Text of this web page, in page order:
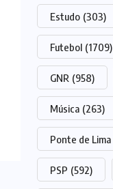
Estudo (303)
Futebol (1709)
GNR (958)
Música (263)
Ponte de Lima
PSP (592)